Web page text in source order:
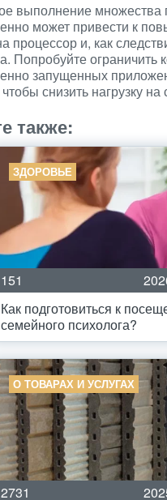
выполнение множества
может привести к
процессор и, как
Попробуйте ограничить
запущенных
снизить нагрузку на
также:
ЗДОРОВЬЕ
151
Как подготовиться к
семейного психолога?
О ТОВАРАХ И УСЛУГАХ
2731